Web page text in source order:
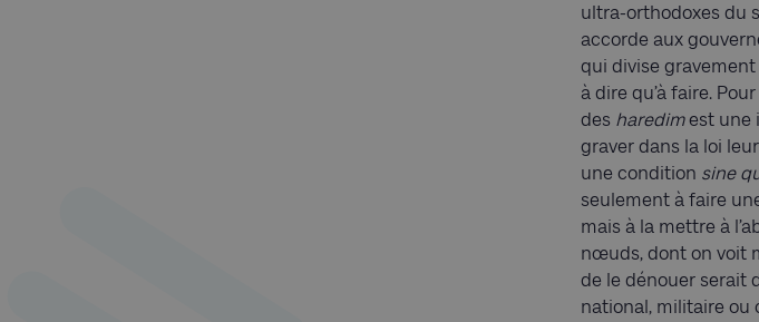
ultra-orthodoxes du
accorde aux
qui divise gravement
à dire qu’à faire.
des haredimest une
graver dans la loi
une condition sine
seulement à faire
mais à la mettre à
nœuds, dont on voit
de le dénouer serait
national, militaire ou